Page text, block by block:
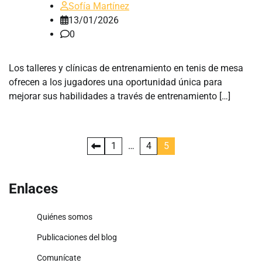
Sofía Martínez
13/01/2026
0
Los talleres y clínicas de entrenamiento en tenis de mesa
ofrecen a los jugadores una oportunidad única para
mejorar sus habilidades a través de entrenamiento […]
1 … 4 5
Enlaces
Quiénes somos
Publicaciones del blog
Comunícate